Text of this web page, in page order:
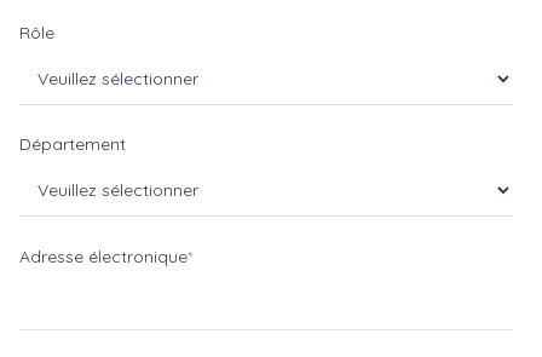
Rôle
Département
Adresse électronique*